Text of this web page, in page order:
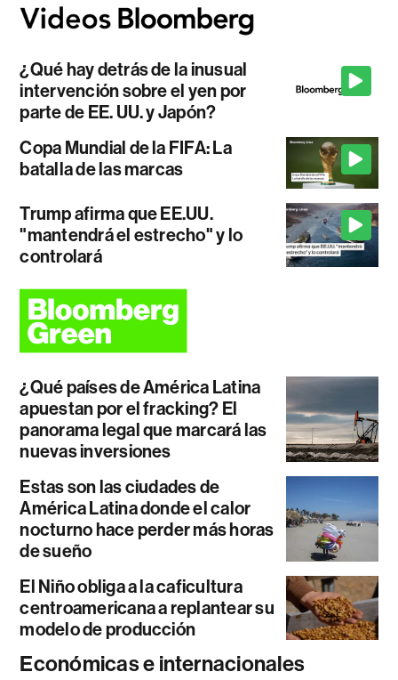
¿Qué hay detrás de la inusual
intervención sobre el yen por
parte de EE. UU. y Japón?
Copa Mundial de la FIFA: La
batalla de las marcas
Trump afirma que EE.UU.
"mantendrá el estrecho" y lo
controlará
¿Qué países de América Latina
apuestan por el fracking? El
panorama legal que marcará las
nuevas inversiones
Estas son las ciudades de
América Latina donde el calor
nocturno hace perder más horas
de sueño
El Niño obliga a la caficultura
centroamericana a replantear su
modelo de producción
Económicas e internacionales